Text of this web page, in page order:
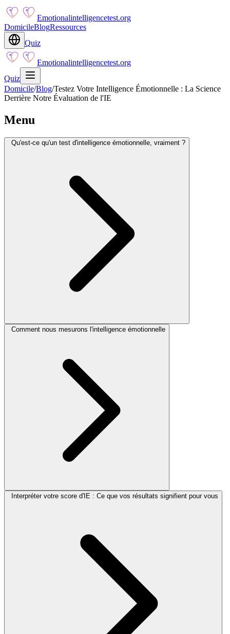
Emotionalintelligencetest.org
DomicileBlogRessources
Quiz
Emotionalintelligencetest.org
Quiz
Domicile/Blog/Testez Votre Intelligence Émotionnelle : La Science
Derrière Notre Évaluation de l'IE
Menu
Qu'est-ce qu'un test d'intelligence émotionnelle, vraiment ?
Comment nous mesurons l'intelligence émotionnelle
Interpréter votre score d'IE : Ce que vos résultats signifient pour vous